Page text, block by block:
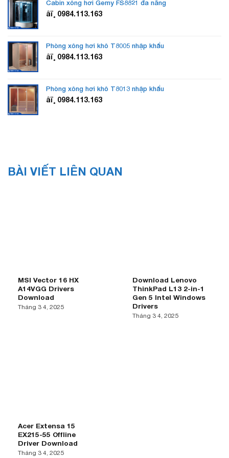
Cabin xông hơi Gemy FS8821 đa năng
âï¸ 0984.113.163
Phòng xông hơi khô T8005 nhập khẩu
âï¸ 0984.113.163
Phòng xông hơi khô T8013 nhập khẩu
âï¸ 0984.113.163
BÀI VIẾT LIÊN QUAN
MSI Vector 16 HX
A14VGG Drivers
Download
Tháng 3 4, 2025
Download Lenovo
ThinkPad L13 2-in-1
Gen 5 Intel Windows
Drivers
Tháng 3 4, 2025
Acer Extensa 15
EX215-55 Offline
Driver Download
Tháng 3 4, 2025